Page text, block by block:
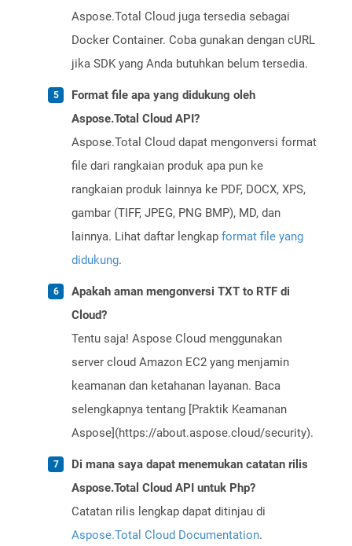
Aspose.Total Cloud juga tersedia sebagai
Docker Container. Coba gunakan dengan cURL
jika SDK yang Anda butuhkan belum tersedia.
Format file apa yang didukung oleh
Aspose.Total Cloud API?
Aspose.Total Cloud dapat mengonversi format
file dari rangkaian produk apa pun ke
rangkaian produk lainnya ke PDF, DOCX, XPS,
gambar (TIFF, JPEG, PNG BMP), MD, dan
lainnya. Lihat daftar lengkap format file yang
didukung.
Apakah aman mengonversi TXT to RTF di
Cloud?
Tentu saja! Aspose Cloud menggunakan
server cloud Amazon EC2 yang menjamin
keamanan dan ketahanan layanan. Baca
selengkapnya tentang [Praktik Keamanan
Aspose](https://about.aspose.cloud/security).
Di mana saya dapat menemukan catatan rilis
Aspose.Total Cloud API untuk Php?
Catatan rilis lengkap dapat ditinjau di
Aspose.Total Cloud Documentation.